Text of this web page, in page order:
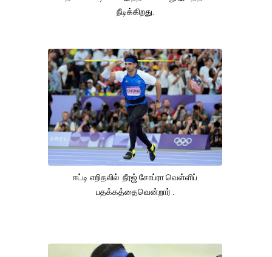
நீடிக்கிறது.
ஈட்டி எறிதலில் நீரஜ் சோப்ரா வெள்ளிப்
பதக்கத்தைவென்றார் .